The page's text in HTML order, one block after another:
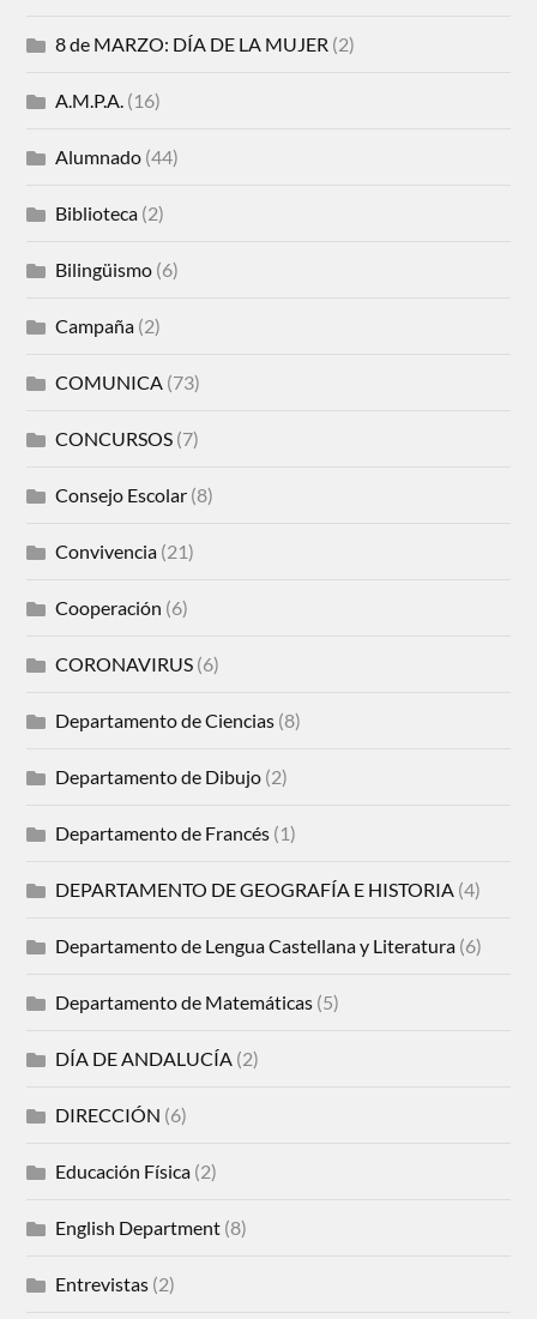
8 de MARZO: DÍA DE LA MUJER (2)
A.M.P.A. (16)
Alumnado (44)
Biblioteca (2)
Bilingüismo (6)
Campaña (2)
COMUNICA (73)
CONCURSOS (7)
Consejo Escolar (8)
Convivencia (21)
Cooperación (6)
CORONAVIRUS (6)
Departamento de Ciencias (8)
Departamento de Dibujo (2)
Departamento de Francés (1)
DEPARTAMENTO DE GEOGRAFÍA E HISTORIA (4)
Departamento de Lengua Castellana y Literatura (6)
Departamento de Matemáticas (5)
DÍA DE ANDALUCÍA (2)
DIRECCIÓN (6)
Educación Física (2)
English Department (8)
Entrevistas (2)